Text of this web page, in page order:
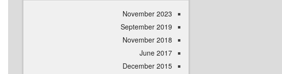
November 2023
September 2019
November 2018
June 2017
December 2015